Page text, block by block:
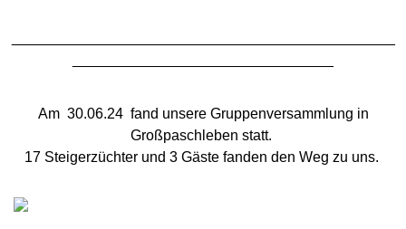
Am 30.06.24 fand unsere Gruppenversammlung in
Großpaschleben statt.
17 Steigerzüchter und 3 Gäste fanden den Weg zu uns.